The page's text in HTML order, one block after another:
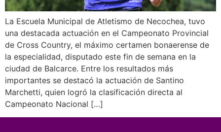
La Escuela Municipal de Atletismo de Necochea, tuvo
una destacada actuación en el Campeonato Provincial
de Cross Country, el máximo certamen bonaerense de
la especialidad, disputado este fin de semana en la
ciudad de Balcarce. Entre los resultados más
importantes se destacó la actuación de Santino
Marchetti, quien logró la clasificación directa al
Campeonato Nacional […]